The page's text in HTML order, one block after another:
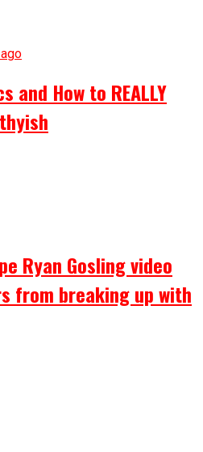
and How to REALLY
Ryan Gosling video
from breaking up with